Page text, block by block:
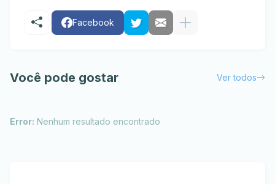
Facebook
Você pode gostar Ver todos
Error: Nenhum resultado encontrado